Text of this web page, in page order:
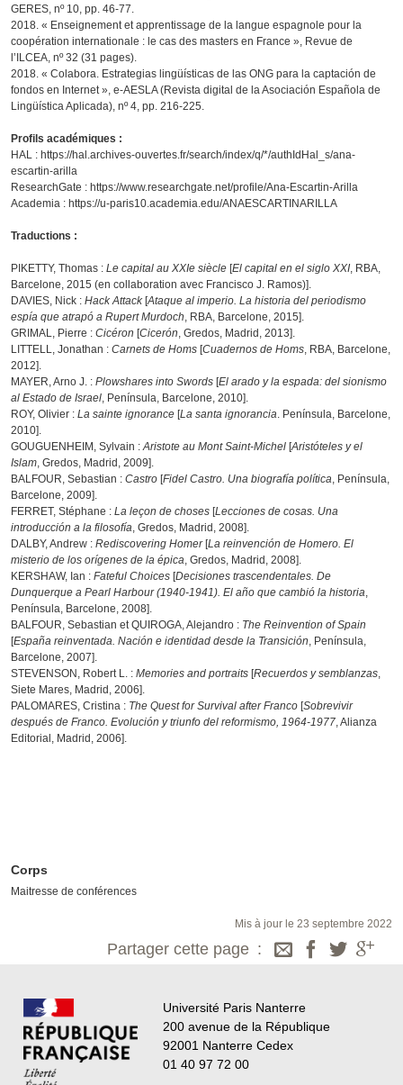
GERES, nº 10, pp. 46-77.
2018. « Enseignement et apprentissage de la langue espagnole pour la
coopération internationale : le cas des masters en France », Revue de
l’ILCEA, nº 32 (31 pages).
2018. « Colabora. Estrategias lingüísticas de las ONG para la captación de
fondos en Internet », e-AESLA (Revista digital de la Asociación Española de
Lingüística Aplicada), nº 4, pp. 216-225.
Profils académiques :
HAL : https://hal.archives-ouvertes.fr/search/index/q/*/authIdHal_s/ana-
escartin-arilla
ResearchGate : https://www.researchgate.net/profile/Ana-Escartin-Arilla
Academia : https://u-paris10.academia.edu/ANAESCARTINARILLA
Traductions :
PIKETTY, Thomas : Le capital au XXIe siècle [El capital en el siglo XXI , RBA,
Barcelone, 2015 (en collaboration avec Francisco J. Ramos)].
DAVIES, Nick : Hack Attack[Ataque al imperio. La historia del periodismo
espía que atrapó a Rupert Murdoch , RBA, Barcelone, 2015].
GRIMAL, Pierre : Cicéron [Cicerón , Gredos, Madrid, 2013].
LITTELL, Jonathan : Carnets de Homs [Cuadernos de Homs , RBA, Barcelone,
2012].
MAYER, Arno J. : Plowshares into Swords [El arado y la espada: del sionismo
al Estado de Israel , Península, Barcelone, 2010].
ROY, Olivier : La sainte ignorance [La santa ignorancia . Península, Barcelone,
2010].
GOUGUENHEIM, Sylvain : Aristote au Mont Saint-Michel [Aristóteles y el
Islam , Gredos, Madrid, 2009].
BALFOUR, Sebastian : Castro [Fidel Castro. Una biografía política , Península,
Barcelone, 2009].
FERRET, Stéphane : La leçon de choses [Lecciones de cosas. Una
introducción a la filosofía , Gredos, Madrid, 2008].
DALBY, Andrew : Rediscovering Homer[La reinvención de Homero. El
misterio de los orígenes de la épica , Gredos, Madrid, 2008].
KERSHAW, Ian : Fateful Choices [Decisiones trascendentales. De
Dunquerque a Pearl Harbour (1940-1941). El año que cambió la historia
Península, Barcelone, 2008].
BALFOUR, Sebastian et QUIROGA, Alejandro : The Reinvention of Spain
[España reinventada. Nación e identidad desde la Transición , Península,
Barcelone, 2007].
STEVENSON, Robert L. : Memories and portraits [Recuerdos y semblanzas
Siete Mares, Madrid, 2006].
PALOMARES, Cristina : The Quest for Survival after Franco [Sobrevivir
después de Franco. Evolución y triunfo del reformismo, 1964-1977 , Alianza
Editorial, Madrid, 2006].
Corps
Maitresse de conférences
Mis à jour le 23 septembre 2022
Partager cette page
Université Paris Nanterre
200 avenue de la République
92001 Nanterre Cedex
01 40 97 72 00